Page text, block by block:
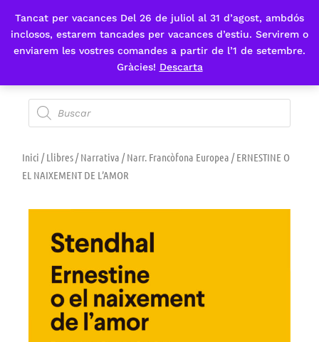
Tancat per vacances Del 26 de juliol al 31 d’agost, ambdós
inclosos, estarem tancades per vacances d’estiu. Servirem o
enviarem les vostres comandes a partir de l’1 de setembre.
Gràcies! Descarta
Fes-te'n sòcia
Inici /Llibres/Narrativa /Narr. Francòfona Europea / ERNESTINE O
EL NAIXEMENT DE L’AMOR